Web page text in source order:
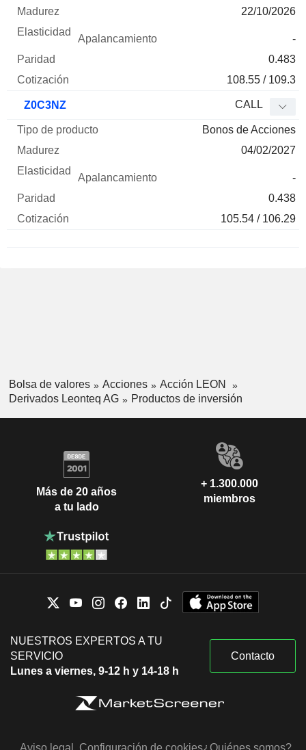
22/10/2026
-
0.483
108.55 / 109.3
Z0C3NZ CALL
Bonos de Acciones
04/02/2027
-
0.438
105.54 / 106.29
Bolsa de valores Acciones
Acción LEON
Derivados Leonteq AG
Productos de inversión
Más de 20 años
a tu lado
+ 1.300.000
miembros
NUESTROS EXPERTOS A TU
SERVICIO
Lunes a viernes, 9-12 h y 14-18 h
Contacto
Aviso legal Configuración de cookies¿Quiénes somos?